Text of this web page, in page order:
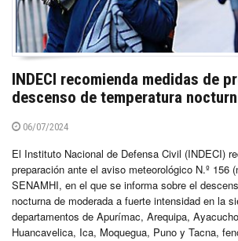
INDECI recomienda medidas de
descenso de temperatura
06/07/2024
El Instituto Nacional de Defensa Civil (INDECI)
preparación ante el aviso meteorológico N.º 156
SENAMHI, en el que se informa sobre el
nocturna de moderada a fuerte intensidad en la
departamentos de Apurímac, Arequipa,
Huancavelica, Ica, Moquegua, Puno y Tacna,